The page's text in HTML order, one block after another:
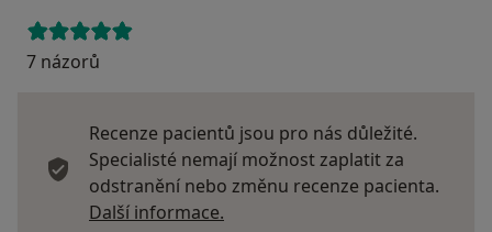
7 názorů
Recenze pacientů jsou pro nás důležité.
Specialisté nemají možnost zaplatit za
odstranění nebo změnu recenze pacienta.
Další informace.